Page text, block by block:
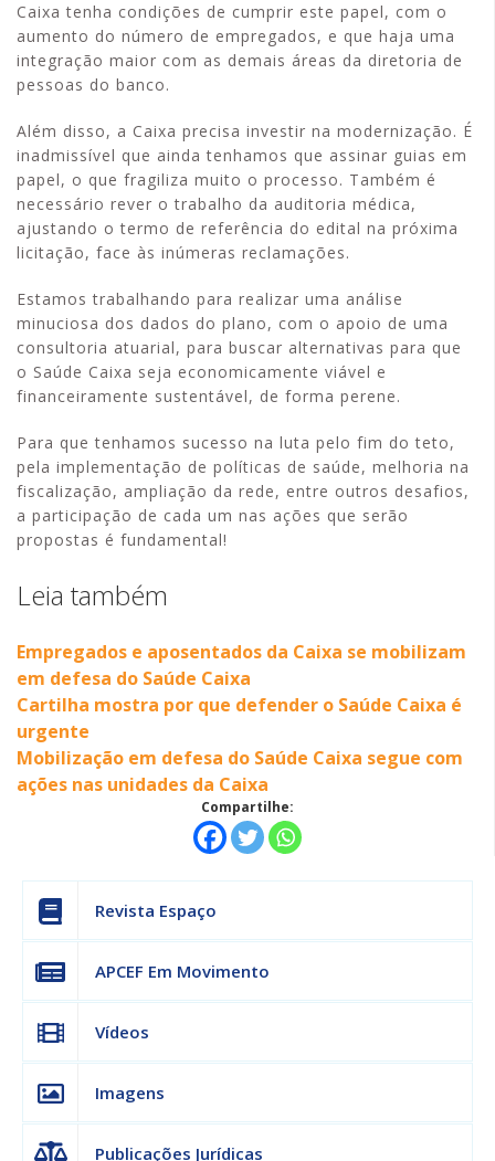
Caixa tenha condições de cumprir este papel, com o
aumento do número de empregados, e que haja uma
integração maior com as demais áreas da diretoria de
pessoas do banco.
Além disso, a Caixa precisa investir na modernização. É
inadmissível que ainda tenhamos que assinar guias em
papel, o que fragiliza muito o processo. Também é
necessário rever o trabalho da auditoria médica,
ajustando o termo de referência do edital na próxima
licitação, face às inúmeras reclamações.
Estamos trabalhando para realizar uma análise
minuciosa dos dados do plano, com o apoio de uma
consultoria atuarial, para buscar alternativas para que
o Saúde Caixa seja economicamente viável e
financeiramente sustentável, de forma perene.
Para que tenhamos sucesso na luta pelo fim do teto,
pela implementação de políticas de saúde, melhoria na
fiscalização, ampliação da rede, entre outros desafios,
a participação de cada um nas ações que serão
propostas é fundamental!
Leia também
Empregados e aposentados da Caixa se mobilizam
em defesa do Saúde Caixa
Cartilha mostra por que defender o Saúde Caixa é
urgente
Mobilização em defesa do Saúde Caixa segue com
ações nas unidades da Caixa
Compartilhe:
Revista Espaço
APCEF Em Movimento
Vídeos
Imagens
Publicações Jurídicas